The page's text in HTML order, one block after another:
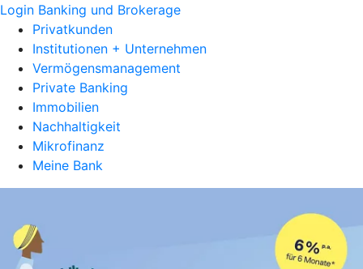
Login Banking und Brokerage
Privatkunden
Institutionen + Unternehmen
Vermögensmanagement
Private Banking
Immobilien
Nachhaltigkeit
Mikrofinanz
Meine Bank